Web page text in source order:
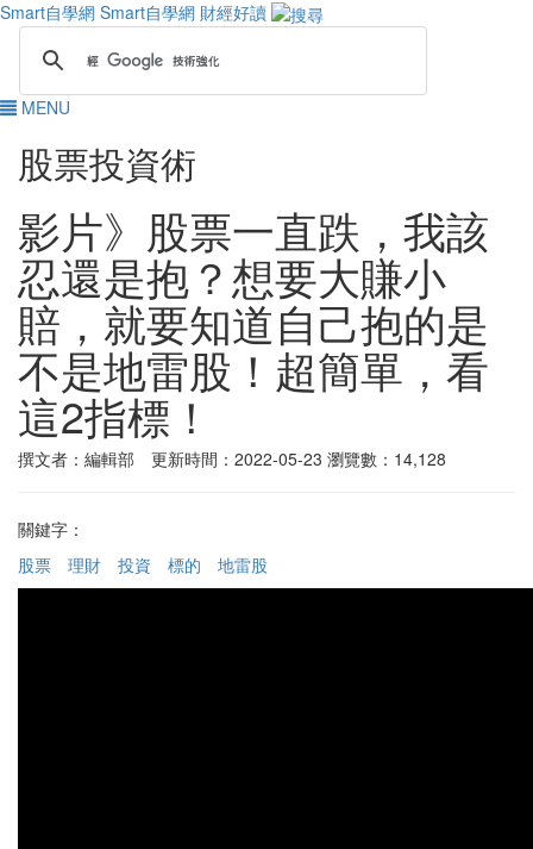
Smart自學網 Smart自學網 財經好讀
MENU
股票投資術
影片》股票一直跌，我該
忍還是抱？想要大賺小
賠，就要知道自己抱的是
不是地雷股！超簡單，看
這2指標！
撰文者：編輯部 更新時間：2022-05-23 瀏覽數：14,128
關鍵字：
股票
理財 投資 標的 地雷股